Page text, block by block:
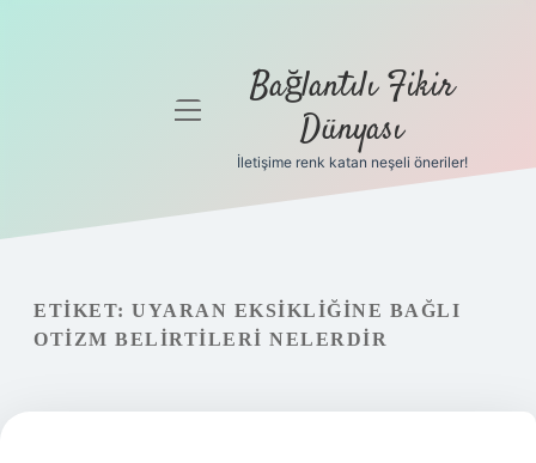
Gizlilik
Yasal Uyarı
menüyü
Bağlantılı Fikir
Dünyası
İletişime renk katan neşeli öneriler!
ETIKET: UYARAN EKSIKLIĞINE BAĞLI
OTIZM BELIRTILERI NELERDIR